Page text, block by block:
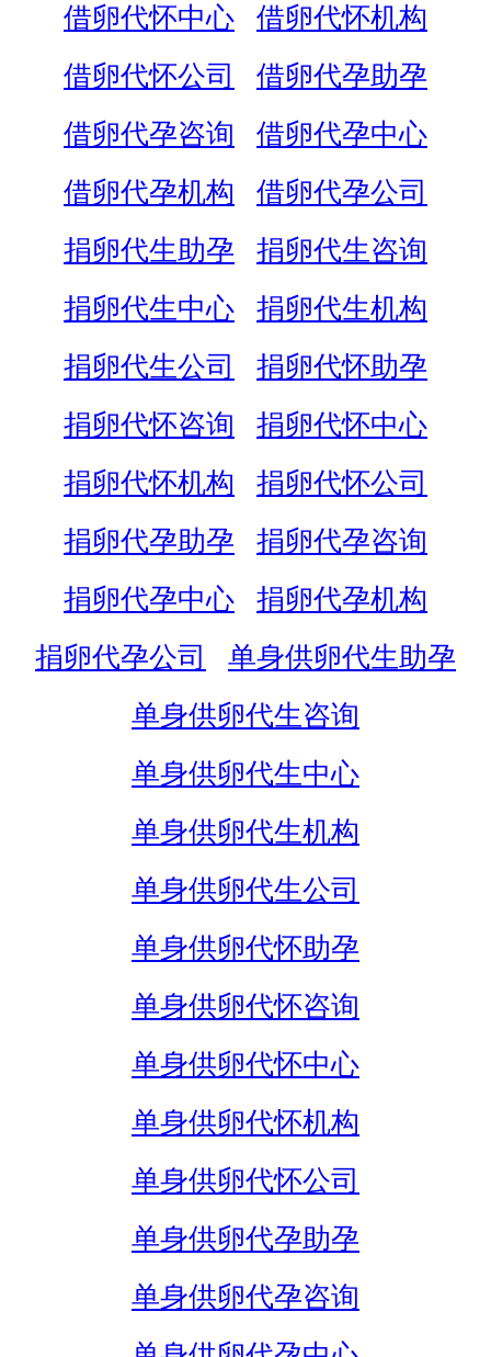
借卵代怀中心
借卵代怀机构
借卵代怀公司
借卵代孕助孕
借卵代孕咨询
借卵代孕中心
借卵代孕机构
借卵代孕公司
捐卵代生助孕
捐卵代生咨询
捐卵代生中心
捐卵代生机构
捐卵代生公司
捐卵代怀助孕
捐卵代怀咨询
捐卵代怀中心
捐卵代怀机构
捐卵代怀公司
捐卵代孕助孕
捐卵代孕咨询
捐卵代孕中心
捐卵代孕机构
捐卵代孕公司
单身供卵代生助孕
单身供卵代生咨询
单身供卵代生中心
单身供卵代生机构
单身供卵代生公司
单身供卵代怀助孕
单身供卵代怀咨询
单身供卵代怀中心
单身供卵代怀机构
单身供卵代怀公司
单身供卵代孕助孕
单身供卵代孕咨询